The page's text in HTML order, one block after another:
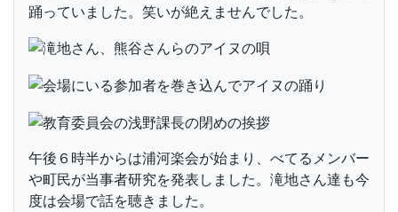
踊っていました。笑いが絶えませんでした。
午後６時半からは浦河楽会が始まり、べてるメンバー
や町民が当事者研究を発表しました。滝地さん達も今
度は会場で話を聴きました。